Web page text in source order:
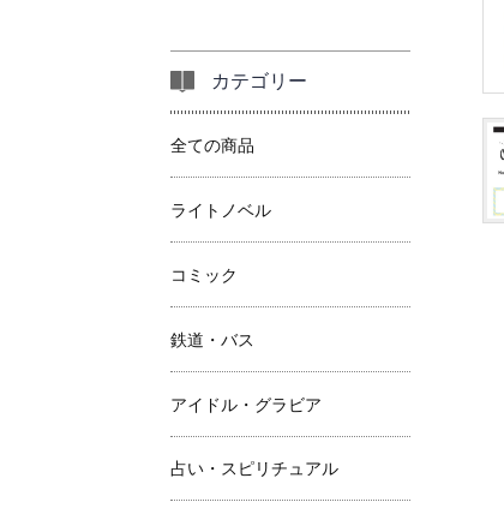
カテゴリー
全ての商品
ライトノベル
コミック
鉄道・バス
アイドル・グラビア
占い・スピリチュアル